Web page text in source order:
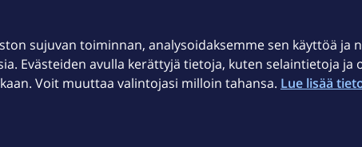
Kuuluvuuskartta
Asiakastiedotteet
OmaElisa-sovellus
sujuvan toiminnan, analysoidaksemme sen käyttöä ja
Evästeiden avulla kerättyjä tietoja, kuten selaintietoja ja
Voit muuttaa valintojasi milloin tahansa. Lue lisää